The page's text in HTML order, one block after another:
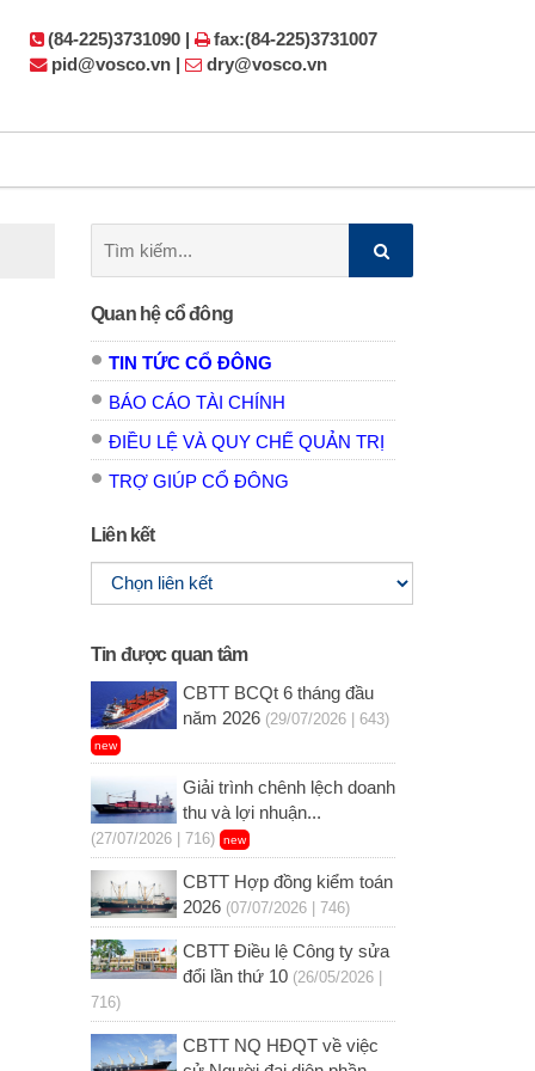
(84-225)3731090 |
fax:(84-225)3731007
pid@vosco.vn |
dry@vosco.vn
kiếm:
Quan hệ cổ đông
TIN TỨC CỔ ĐÔNG
BÁO CÁO TÀI CHÍNH
ĐIỀU LỆ VÀ QUY CHẾ QUẢN TRỊ
TRỢ GIÚP CỔ ĐÔNG
Liên kết
Tin được quan tâm
CBTT BCQt 6 tháng đầu
năm 2026 (29/07/2026 | 643)
new
Giải trình chênh lệch doanh
thu và lợi nhuận...
(27/07/2026 | 716) new
CBTT Hợp đồng kiểm toán
2026 (07/07/2026 | 746)
CBTT Điều lệ Công ty sửa
đổi lần thứ 10 (26/05/2026 |
716)
CBTT NQ HĐQT về việc